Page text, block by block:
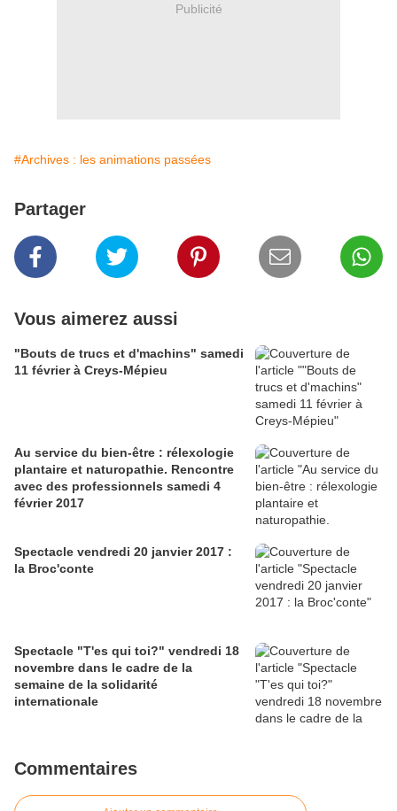
Publicité
#Archives : les animations passées
Partager
Vous aimerez aussi
"Bouts de trucs et d'machins" samedi
11 février à Creys-Mépieu
Au service du bien-être : rélexologie
plantaire et naturopathie. Rencontre
avec des professionnels samedi 4
février 2017
Spectacle vendredi 20 janvier 2017 :
la Broc'conte
Spectacle "T'es qui toi?" vendredi 18
novembre dans le cadre de la
semaine de la solidarité
internationale
Commentaires